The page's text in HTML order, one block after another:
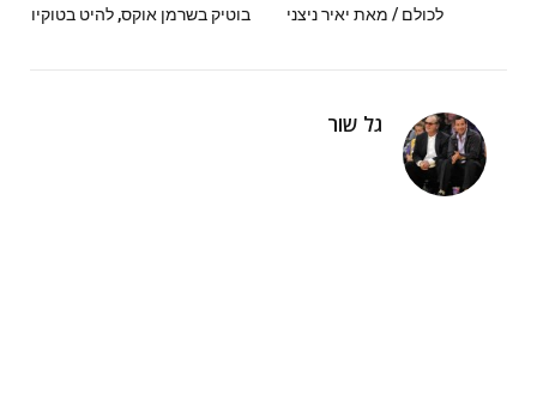
לכולם / מאת יאיר ניצני
בוטיק בשרמן אוקס, להיט בטוקיו
גל שור